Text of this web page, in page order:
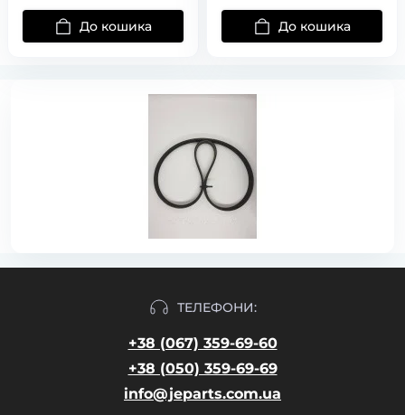
До кошика До кошика
ТЕЛЕФОНИ:
+38 (067) 359-69-60
+38 (050) 359-69-69
info@jeparts.com.ua